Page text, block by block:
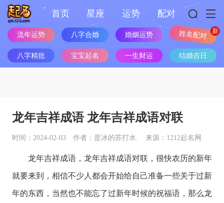
首页 星座 运势 配对
流年运势 八字合婚 婚姻运势 姓名配对
八字精批 宝宝起名 一生财运 结婚吉日
龙年吉祥成语 龙年吉祥成语对联
时间：2024-02-03 作者：是冰的苏打水. 来源：1212起名网
龙年吉祥成语，龙年吉祥成语对联，很快农历的新年
就要来到，相信不少人都会开始给自己准备一些关于过新
年的东西，当然也不能忘了过新年时候的祝福语，那么龙